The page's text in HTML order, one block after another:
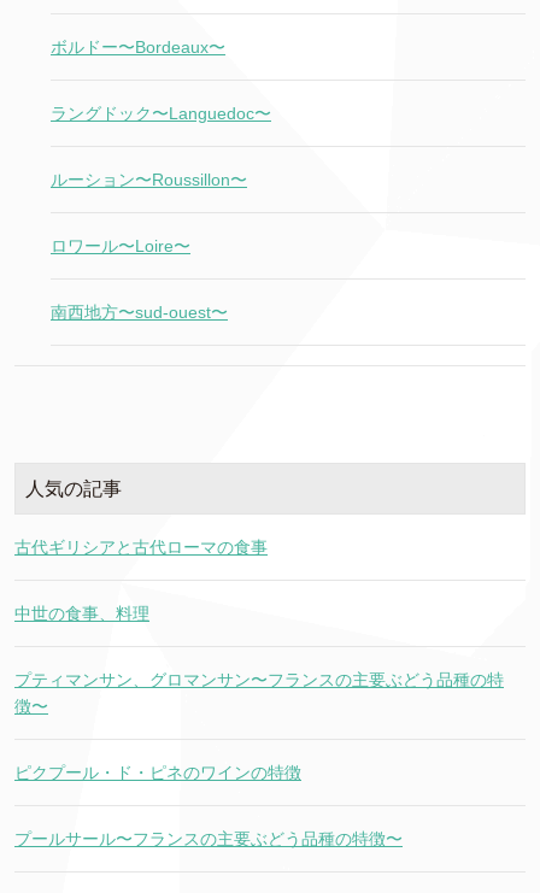
ボルドー〜Bordeaux〜
ラングドック〜Languedoc〜
ルーション〜Roussillon〜
ロワール〜Loire〜
南西地方〜sud-ouest〜
人気の記事
古代ギリシアと古代ローマの食事
中世の食事、料理
プティマンサン、グロマンサン〜フランスの主要ぶどう品種の特
徴〜
ピクプール・ド・ピネのワインの特徴
プールサール〜フランスの主要ぶどう品種の特徴〜